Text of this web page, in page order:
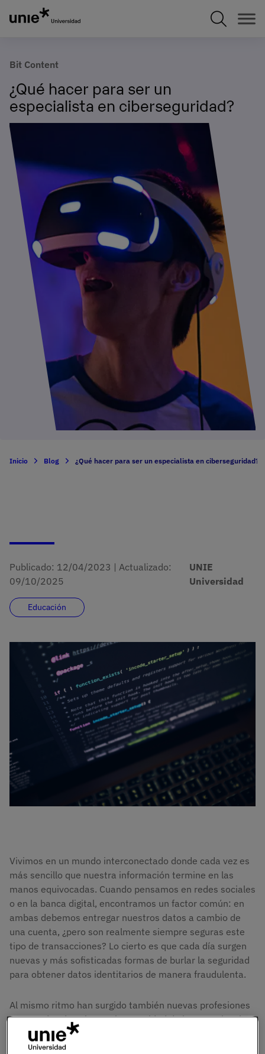
Bit Content
¿Qué hacer para ser un
especialista en ciberseguridad?
Inicio Blog ¿Qué hacer para ser un especialista en ciberseguridad?
Publicado: 12/04/2023 | Actualizado:
09/10/2025
UNIE
Universidad
Educación
Vivimos en un mundo interconectado donde cada vez es
más sencillo que nuestra información termine en las
manos equivocadas. Cuando pensamos en redes sociales
o en la banca digital, encontramos un factor común: en
ambas debemos entregar nuestros datos a cambio de
una cuenta, ¿pero son realmente siempre seguras este
tipo de transacciones? Lo cierto es que cada día surgen
nuevas y más sofisticadas formas de burlar la seguridad
para obtener datos identitarios de manera fraudulenta.
Al mismo ritmo han surgido también nuevas profesiones
encargadas de velar por la seguridad de los usuarios: los
especialistas en ciberseguridad
encargados de la prevención de ataques y en el